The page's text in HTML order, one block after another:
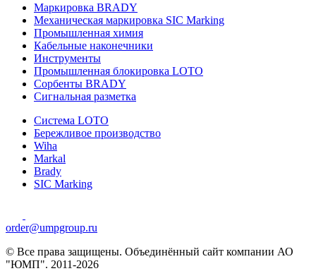
Маркировка BRADY
Механическая маркировка SIC Marking
Промышленная химия
Кабельные наконечники
Инструменты
Промышленная блокировка LOTO
Сорбенты BRADY
Сигнальная разметка
Система LOTO
Бережливое производство
Wiha
Markal
Brady
SIC Marking
order@umpgroup.ru
© Все права защищены. Объединённый сайт компании АО
"ЮМП". 2011-2026